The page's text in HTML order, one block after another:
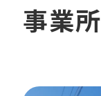
事業所